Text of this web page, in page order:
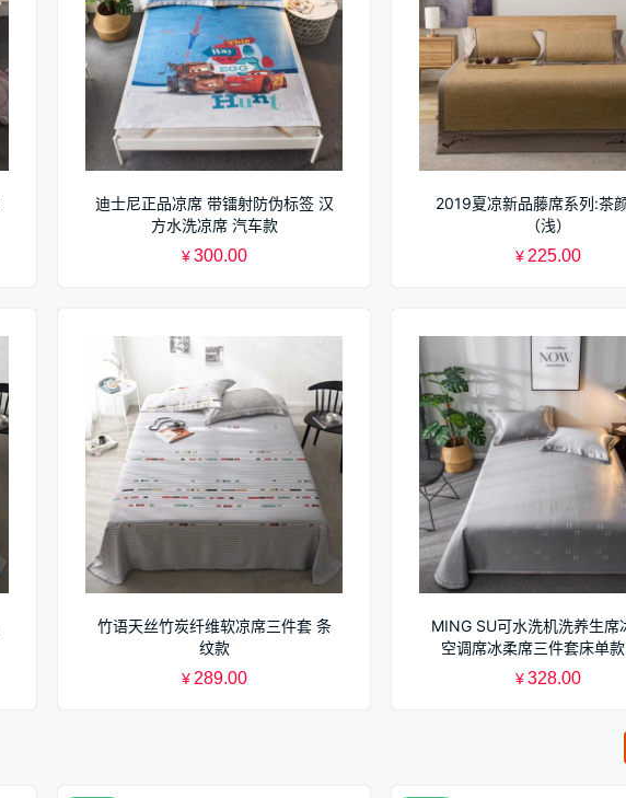
迪士尼正品凉席 带镭射防伪标签 汉
方水洗凉席 汽车款
¥ 300.00
2019夏凉新品藤席系列:茶
（浅）
¥ 225.00
竹语天丝竹炭纤维软凉席三件套 条
纹款
¥ 289.00
MING SU可水洗机洗养生席
空调席冰柔席三件套床单
¥ 328.00